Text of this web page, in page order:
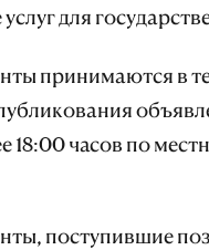
для
принимаются в
18:00 часов по
поступившие